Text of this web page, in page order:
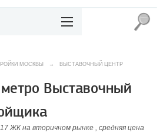
МОСКВЫ → ВЫСТАВОЧНЫЙ ЦЕНТР
Выставочный
ЖК на вторичном рынке , средняя цена